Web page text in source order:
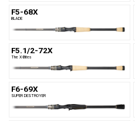
F5-68X
BLADE
F5.1/2-72X
The X-Bites
F6-69X
SUPER DESTROYER